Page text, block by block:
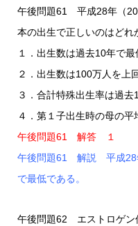
午後問題61 平成28年（
本の出生で正しいのはどれ
１．出生数は過去10年で最
２．出生数は100万人を上
３．合計特殊出生率は過去
４．第１子出生時の母の平
午後問題61 解答 １
午後問題61 解説 平成28
で最低である。
午後問題62 エストロゲン